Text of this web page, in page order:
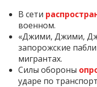
В сети
военном.
«Джими, Джими,
запорожские
мигрантах.
Силы обороны
ударе по